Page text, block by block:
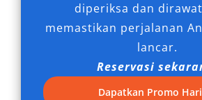
Solusi terbaik untuk wisata
besar, atau event perusahaan.
Fasilitas Unggulan
Surabaya
diperiksa dan
memastikan perjalanan
lancar.
Reservasi
Dapatkan Promo